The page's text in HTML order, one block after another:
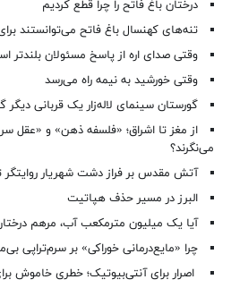
درختان باغ فاتح را چرا قطع کردیم
تنه‌های کهنسال باغ فاتح می‌توانستند
وقتی صدای اره از پاسخ مسئولان بلندتر
وقتی خورشید به نیمه راه می‌رسد
گورستان سینمای لاله‌زار یک قربانی دیگر
از مغز تا اشراق؛ «فلسفه ذهن» و «عقل
می‌نگرند؟
آتش مقدس بر فراز دشت شهریار روایتگر
البرز در مسیر حذف هپاتیت
آیا یک میلیون مترمکعب آب، مرهم
چرا «مایع‌درمانی خوراکی» بر سرم‌تراپی
اصرار برای آنتی‌بیوتیک؛ خطری خاموش